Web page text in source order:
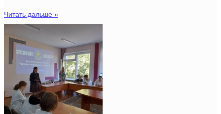
Читать дальше »